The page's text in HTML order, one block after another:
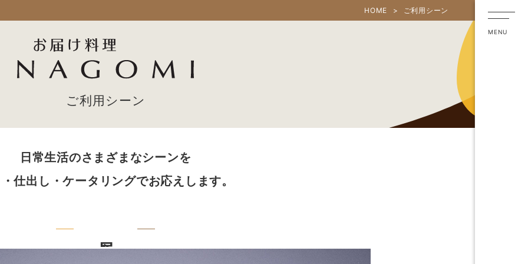
HOME ご利用シーン
ご利用シーン
日常生活のさまざまなシーンを
仕出し・ケータリングでお応えします。